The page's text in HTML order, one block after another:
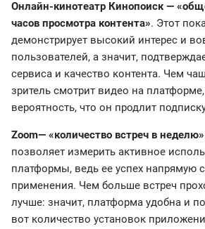
Онлайн-кинотеатр Кинопоиск —
часов просмотра контента». Этот
демонстрирует высокий интерес и
пользователей, а значит,
сервиса и качество контента. Чем
зритель смотрит видео на
вероятность, что он продлит
Zoom— «количество встреч в неделю»
позволяет измерить активное
платформы, ведь ее успех напрямую
применения. Чем больше встреч
лучше: значит, платформа удобна и
вот количество установок